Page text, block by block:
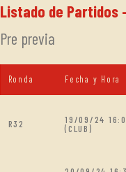
Listado de Partidos
Pre previa
Ronda Fecha y Hora
R32
19/09/24
(CLUB)